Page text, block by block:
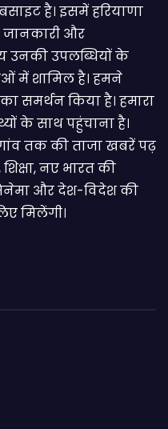
है। इसमें हरियाणा
जानकारी और
उनकी उपलब्धियों के
में शामिल है। हमने
समर्थन किया है। हमारा
के साथ पहुंचाना है।
तक की ताजा खबरें पढ़
नए भारत की
और देश-विदेश की
मिलेंगी।